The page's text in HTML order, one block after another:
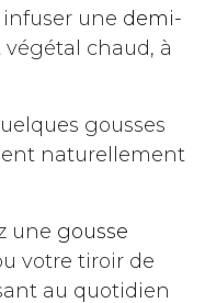
une demi-
chaud, à
gousses
naturellement
une gousse
votre tiroir de
au quotidien